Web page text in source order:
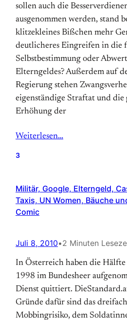
sollen auch die
ausgenommen werden, stand
klitzekleines Bißchen mehr
deutlicheres Eingreifen in die
Selbstbestimmung oder
Elterngeldes? Außerdem auf
Regierung stehen
eigenständige Straftat und die
Erhöhung der
Weiterlesen…
3
Militär, Google, Elterngeld,
Taxis, UN Women, Bäuche
Comic
Juli 8, 2010•2 Minuten
In Österreich haben die Hälfte
1998 im Bundesheer
Dienst quittiert.
Gründe dafür sind das
Mobbingrisiko, dem